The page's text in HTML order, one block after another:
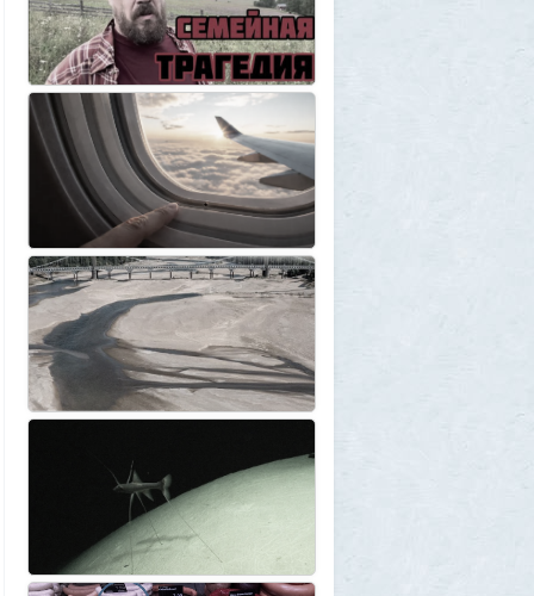
1GR 30 июля 2026, 18:12
Две девушки столкнулись с медведем на
туристической тропе у Магадана
1
1GR 30 июля 2026, 17:30
Что случилось?
SuperVal
30 июля 2026, 17:27
Какая страна самая большая на каждом
континенте? В двух ответах ошибаются
почти все
1
Azatoth 30 июля 2026, 17:17
Веселые картинки
12
SuperVal
29 июля 2026, 23:44
Плоская земля
SuperVal
29 июля 2026, 23:39
Текущий геополитический расклад
4
Voldemar 29 июля 2026, 21:37
28 июля 2026, 23:38
Режиссёры, которые разносили чужие
28 июля 2026, 21:26
Дети приезжих потушили Вечный огонь и
лишили российского гражданства сразу